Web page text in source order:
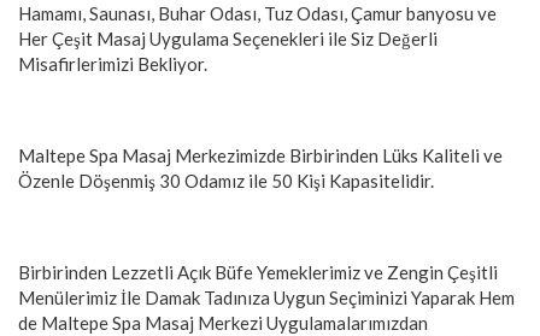
Hamamı, Saunası, Buhar Odası, Tuz Odası, Çamur banyosu ve
Her Çeşit Masaj Uygulama Seçenekleri ile Siz Değerli
Misafirlerimizi Bekliyor.
Maltepe Spa Masaj Merkezimizde Birbirinden Lüks Kaliteli ve
Özenle Döşenmiş 30 Odamız ile 50 Kişi Kapasitelidir.
Birbirinden Lezzetli Açık Büfe Yemeklerimiz ve Zengin Çeşitli
Menülerimiz İle Damak Tadınıza Uygun Seçiminizi Yaparak Hem
de Maltepe Spa Masaj Merkezi Uygulamalarımızdan